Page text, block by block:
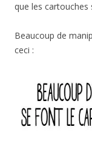
que les
Beaucoup de
ceci :